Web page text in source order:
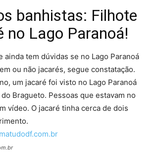
banhistas: Filhote
no Lago Paranoá!
ainda tem dúvidas se no Lago Paranoá
ou não jacarés, segue constatação.
um jacaré foi visto no Lago Paranoá
Bragueto. Pessoas que estavam no
vídeo. O jacaré tinha cerca de dois